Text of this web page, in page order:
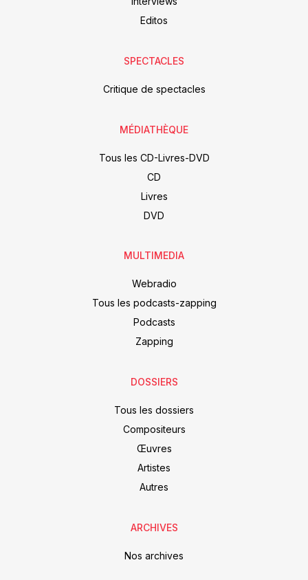
Editos
SPECTACLES
Critique de spectacles
MÉDIATHÈQUE
Tous les CD-Livres-DVD
CD
Livres
DVD
MULTIMEDIA
Webradio
Tous les podcasts-zapping
Podcasts
Zapping
DOSSIERS
Tous les dossiers
Compositeurs
Œuvres
Artistes
Autres
ARCHIVES
Nos archives